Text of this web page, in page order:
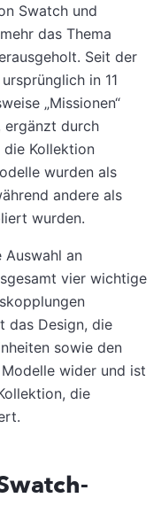
Swatch und
das Thema
Seit der
in 11
„Missionen“
ergänzt durch
die Kollektion
wurden als
andere als
wurden.
Auswahl an
vier wichtige
das Design, die
sowie den
wider und ist
die